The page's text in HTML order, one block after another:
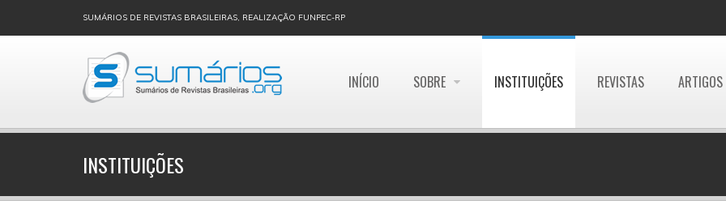
SUMÁRIOS DE REVISTAS BRASILEIRAS, REALIZAÇÃO FUNPEC-RP
INÍCIO SOBRE INSTITUIÇÕES REVISTAS ARTIGOS
INSTITUIÇÕES